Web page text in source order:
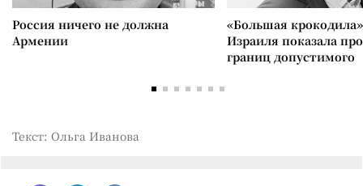
Россия ничего не должна
Армении
«Большая
Израиля показала
границ допустимого
Текст: Ольга Иванова